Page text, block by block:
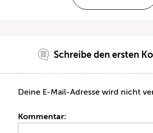
Schreibe den ersten
Deine E-Mail-Adresse wird nicht
Kommentar: